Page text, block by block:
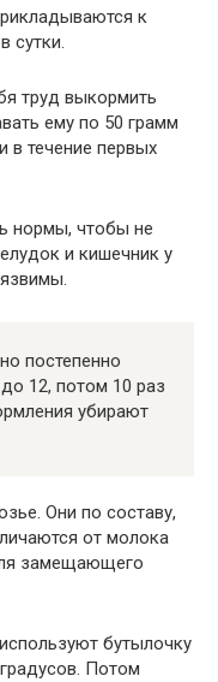
к
сутки.
труд выкормить
ему по 50 грамм
в течение первых
нормы, чтобы не
и кишечник у
постепенно
12, потом 10 раз
убирают
Они по составу,
от молока
замещающего
бутылочку
Потом